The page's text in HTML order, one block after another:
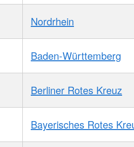
Nordrhein
Baden-Württemberg
Berliner Rotes Kreuz
Bayerisches Rotes